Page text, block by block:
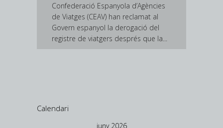
Confederació Espanyola d’Agències
de Viatges (CEAV) han reclamat al
Govern espanyol la derogació del
registre de viatgers després que la...
Calendari
juny 2026